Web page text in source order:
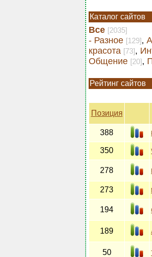
Каталог сайтов
Все [2035]
- Разное [129],
красота [73],
Общение [20],
Рейтинг сайтов
Позиция
388
350
278
273
194
189
50